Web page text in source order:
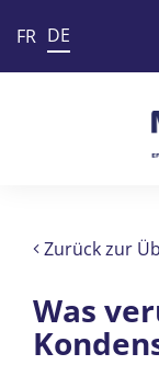
FR DE
Zurück zur
Was